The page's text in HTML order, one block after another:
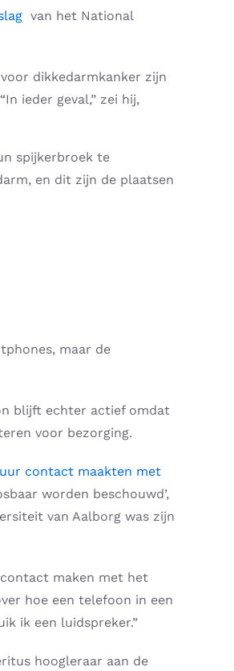
van het National
dikkedarmkanker zijn
ieder geval,” zei hij,
spijkerbroek te
en dit zijn de plaatsen
maar de
blijft echter actief omdat
voor bezorging.
contact maakten met
worden beschouwd’,
van Aalborg was zijn
maken met het
hoe een telefoon in een
ik een luidspreker.”
hoogleraar aan de